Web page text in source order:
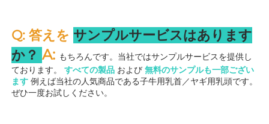
Q: 答えを サンプルサービスはあります
か？ A: もちろんです。当社ではサンプルサービスを提供し
ております。 すべての製品 および 無料のサンプルも一部ござい
ます 例えば当社の人気商品である子牛用乳首／ヤギ用乳頭です。
ぜひ一度お試しください。